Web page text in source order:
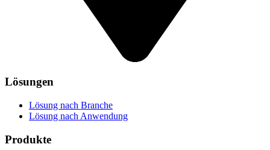
Lösungen
Lösung nach Branche
Lösung nach Anwendung
Produkte